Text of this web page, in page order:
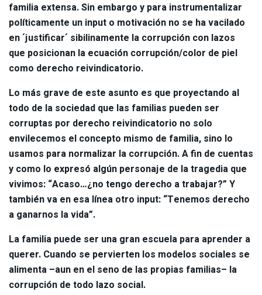
familia extensa. Sin embargo y para instrumentalizar
políticamente un input o motivación no se ha vacilado
en ´justificar´ sibilinamente la corrupción con lazos
que posicionan la ecuación corrupción/color de piel
como derecho reivindicatorio.
Lo más grave de este asunto es que proyectando al
todo de la sociedad que las familias pueden ser
corruptas por derecho reivindicatorio no solo
envilecemos el concepto mismo de familia, sino lo
usamos para normalizar la corrupción. A fin de cuentas
y como lo expresó algún personaje de la tragedia que
vivimos: “Acaso…¿no tengo derecho a trabajar?” Y
también va en esa línea otro input: “Tenemos derecho
a ganarnos la vida”.
La familia puede ser una gran escuela para aprender a
querer. Cuando se pervierten los modelos sociales se
alimenta –aun en el seno de las propias familias– la
corrupción de todo lazo social.